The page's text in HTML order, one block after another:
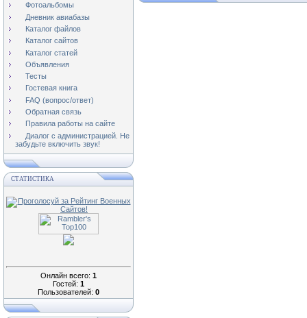
Фотоальбомы
Дневник авиабазы
Каталог файлов
Каталог сайтов
Каталог статей
Объявления
Тесты
Гостевая книга
FAQ (вопрос/ответ)
Обратная связь
Правила работы на сайте
Диалог с администрацией. Не
забудьте включить звук!
СТАТИСТИКА
Онлайн всего: 1
Гостей: 1
Пользователей: 0